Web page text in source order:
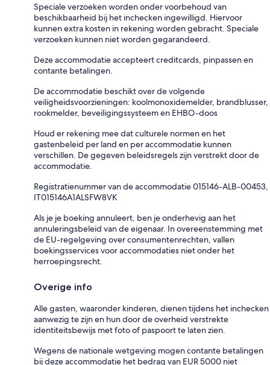
Speciale verzoeken worden onder voorbehoud van
beschikbaarheid bij het inchecken ingewilligd. Hiervoor
kunnen extra kosten in rekening worden gebracht. Speciale
verzoeken kunnen niet worden gegarandeerd.
Deze accommodatie accepteert creditcards, pinpassen en
contante betalingen.
De accommodatie beschikt over de volgende
veiligheidsvoorzieningen: koolmonoxidemelder, brandblusser,
rookmelder, beveiligingssysteem en EHBO-doos
Houd er rekening mee dat culturele normen en het
gastenbeleid per land en per accommodatie kunnen
verschillen. De gegeven beleidsregels zijn verstrekt door de
accommodatie.
Registratienummer van de accommodatie 015146-ALB-00453,
IT015146A1ALSFW8VK
Als je je boeking annuleert, ben je onderhevig aan het
annuleringsbeleid van de eigenaar. In overeenstemming met
de EU-regelgeving over consumentenrechten, vallen
boekingsservices voor accommodaties niet onder het
herroepingsrecht.
Overige info
Alle gasten, waaronder kinderen, dienen tijdens het inchecken
aanwezig te zijn en hun door de overheid verstrekte
identiteitsbewijs met foto of paspoort te laten zien.
Wegens de nationale wetgeving mogen contante betalingen
bij deze accommodatie het bedrag van EUR 5000 niet